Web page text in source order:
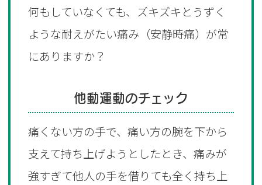
何もしていなくても、ズキズキとうずく
ような耐えがたい痛み（安静時痛）が常
にありますか？
他動運動のチェック
痛くない方の手で、痛い方の腕を下から
支えて持ち上げようとしたとき、痛みが
強すぎて他人の手を借りても全く持ち上